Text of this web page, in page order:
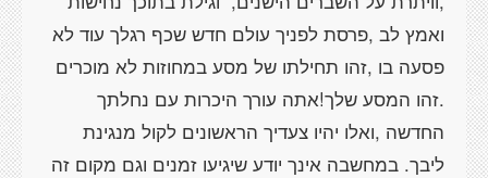
ואמץ לב ,פרסת לפניך עולם חדש שכף רגלך עוד לא
פסעה בו ,זהו תחילתו של מסע במחוזות לא מוכרים
.זהו המסע שלך!אתה עורך היכרות עם נחלתך
החדשה ,ואלו יהיו צעדיך הראשונים לקול מנגינת
ליבך. במחשבה אינך יודע שיגיעו זמנים וגם מקום זה